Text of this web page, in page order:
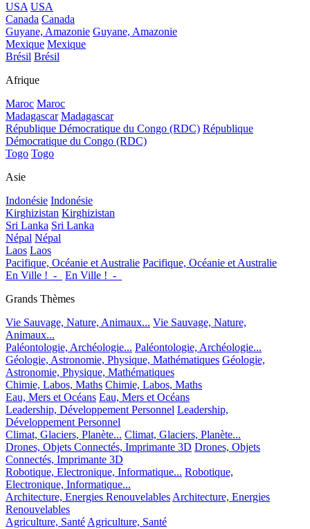
USA USA
Canada Canada
Guyane, Amazonie Guyane, Amazonie
Mexique Mexique
Brésil Brésil
Afrique
Maroc Maroc
Madagascar Madagascar
République Démocratique du Congo (RDC) République
Démocratique du Congo (RDC)
Togo Togo
Asie
Indonésie Indonésie
Kirghizistan Kirghizistan
Sri Lanka Sri Lanka
Népal Népal
Laos Laos
Pacifique, Océanie et Australie Pacifique, Océanie et Australie
En Ville !_-_
En Ville !_-_
Grands Thèmes
Vie Sauvage, Nature, Animaux... Vie Sauvage, Nature,
Animaux...
Paléontologie, Archéologie... Paléontologie, Archéologie...
Géologie, Astronomie, Physique, Mathématiques Géologie,
Astronomie, Physique, Mathématiques
Chimie, Labos, Maths Chimie, Labos, Maths
Eau, Mers et Océans Eau, Mers et Océans
Leadership, Développement Personnel Leadership,
Développement Personnel
Climat, Glaciers, Planète... Climat, Glaciers, Planète...
Drones, Objets Connectés, Imprimante 3D Drones, Objets
Connectés, Imprimante 3D
Robotique, Electronique, Informatique... Robotique,
Electronique, Informatique...
Architecture, Energies RenouvelablesArchitecture, Energies
Renouvelables
Agriculture, SantéAgriculture, Santé